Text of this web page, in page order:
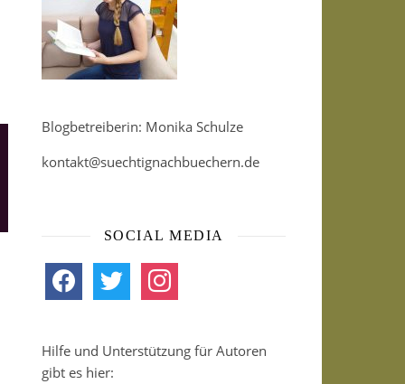
Blogbetreiberin: Monika Schulze
kontakt@suechtignachbuechern.de
SOCIAL MEDIA
facebook twitter instagram
Hilfe und Unterstützung für Autoren
gibt es hier: